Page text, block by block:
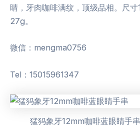
睛，牙肉咖啡满纹，顶级品相。尺
27g。
微信：mengma0756
Tel：15015961347
猛犸象牙12mm咖啡蓝眼睛手串